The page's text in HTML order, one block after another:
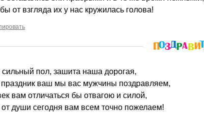
от взгляда их у нас кружилась голова!
сильный пол, зашита наша дорогая,
праздник ваш мы вас мужчины поздравляем,
вам отличаться бы отвагою и силой,
души сегодня вам всем точно пожелаем!